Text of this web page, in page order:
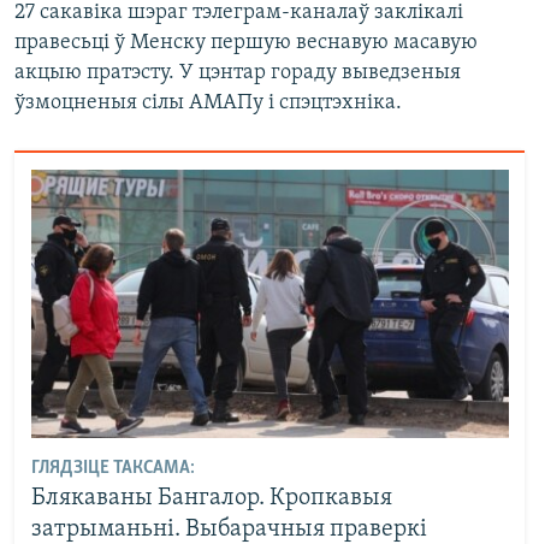
27 сакавіка шэраг тэлеграм-каналаў заклікалі
правесьці ў Менску першую веснавую масавую
акцыю пратэсту. У цэнтар гораду выведзеныя
ўзмоцненыя сілы АМАПу і спэцтэхніка.
ГЛЯДЗІЦЕ ТАКСАМА:
Блякаваны Бангалор. Кропкавыя
затрыманьні. Выбарачныя праверкі